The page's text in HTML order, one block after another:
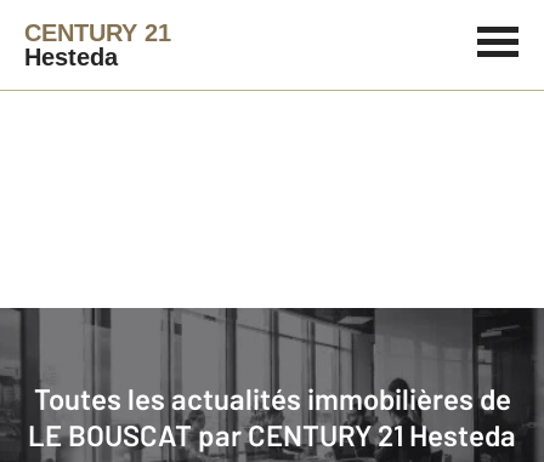
CENTURY 21
Hesteda
Toutes les actualités immobilières de
LE BOUSCAT parCENTURY 21 Hesteda
Actualités immobilières à LE BOUSCAT
Location LMNP : ce statut très avantageux pour les
propriétaires-bailleurs